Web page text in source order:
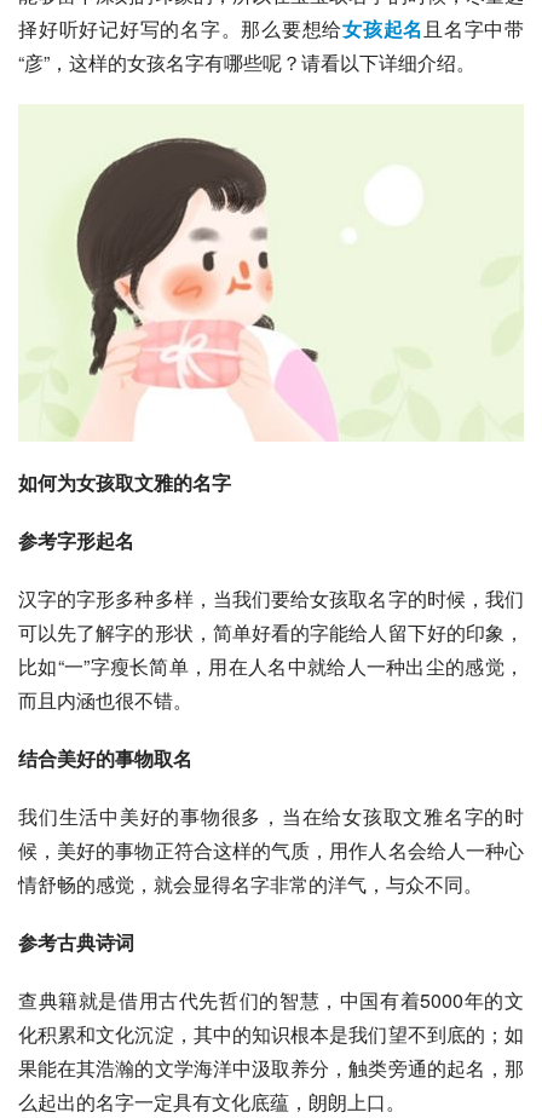
择好听好记好写的名字。那么要想给女孩起名 且名字中带
“彦”，这样的女孩名字有哪些呢？请看以下详细介绍。
如何为女孩取文雅的名字
参考字形起名
汉字的字形多种多样，当我们要给女孩取名字的时候，我们
可以先了解字的形状，简单好看的字能给人留下好的印象，
比如“一”字瘦长简单，用在人名中就给人一种出尘的感觉，
而且内涵也很不错。
结合美好的事物取名
我们生活中美好的事物很多，当在给女孩取文雅名字的时
候，美好的事物正符合这样的气质，用作人名会给人一种心
情舒畅的感觉，就会显得名字非常的洋气，与众不同。
参考古典诗词
查典籍就是借用古代先哲们的智慧，中国有着5000年的文
化积累和文化沉淀，其中的知识根本是我们望不到底的；如
果能在其浩瀚的文学海洋中汲取养分，触类旁通的起名，那
么起出的名字一定具有文化底蕴，朗朗上口。